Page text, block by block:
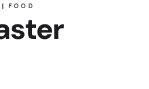
FOOD